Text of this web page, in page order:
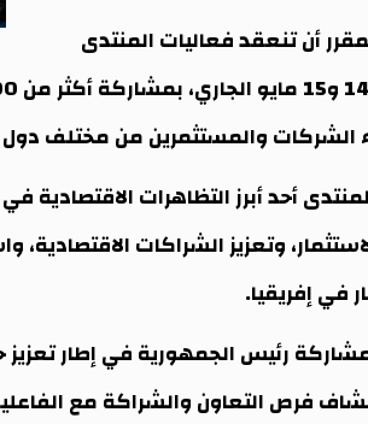
أن تنعقد فعاليات المنتدى
الشركات والمستثمرين من مختلف دول
أحد أبرز التظاهرات
وتعزيز الشراكات الاقتصادية،
في إفريقيا.
رئيس الجمهورية في إطار تعزيز
فرص التعاون والشراكة مع